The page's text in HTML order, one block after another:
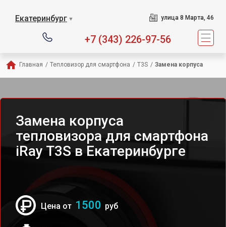
Екатеринбург ▼ улица 8 Марта, 46
+7 (343) 226-97-56
Главная / Тепловизор для смартфона / T3S / Замена корпуса
Замена корпуса
тепловизора для смартфона
iRay T3S в Екатеринбурге
Цена от 1500 руб